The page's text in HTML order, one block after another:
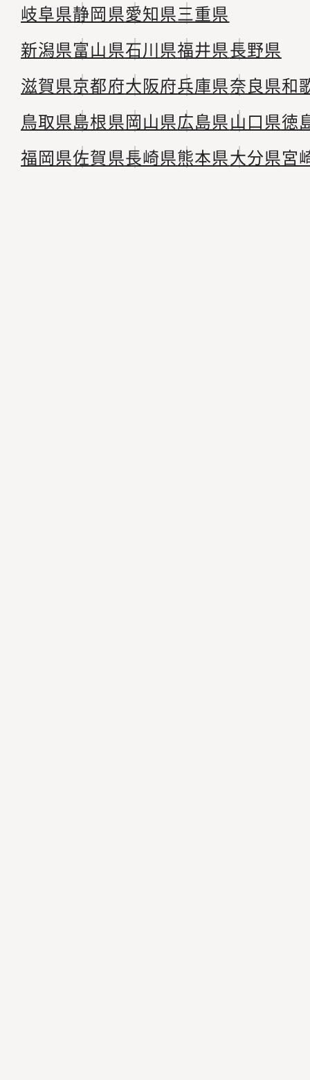
岐阜県静岡県愛知県三重県
新潟県富山県石川県福井県長野県
滋賀県京都府大阪府兵庫県奈良県和
鳥取県島根県岡山県広島県山口県徳
福岡県佐賀県長崎県熊本県大分県宮